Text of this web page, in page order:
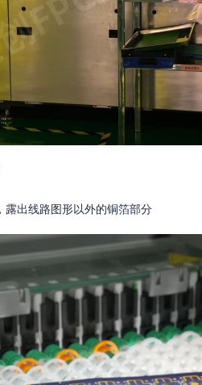
露出线路图形以外的铜箔部分